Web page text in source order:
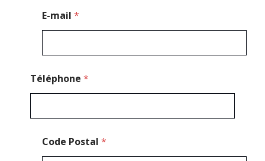
E-mail *
Téléphone *
Code Postal *